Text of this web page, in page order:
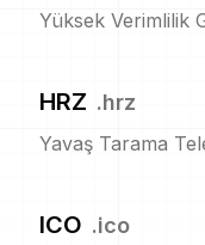
Yüksek Verimlilik
HRZ .hrz
Yavaş Tarama
ICO .ico